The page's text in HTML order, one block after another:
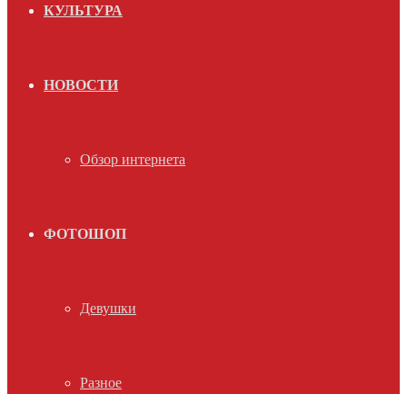
КУЛЬТУРА
НОВОСТИ
Обзор интернета
ФОТОШОП
Девушки
Разное